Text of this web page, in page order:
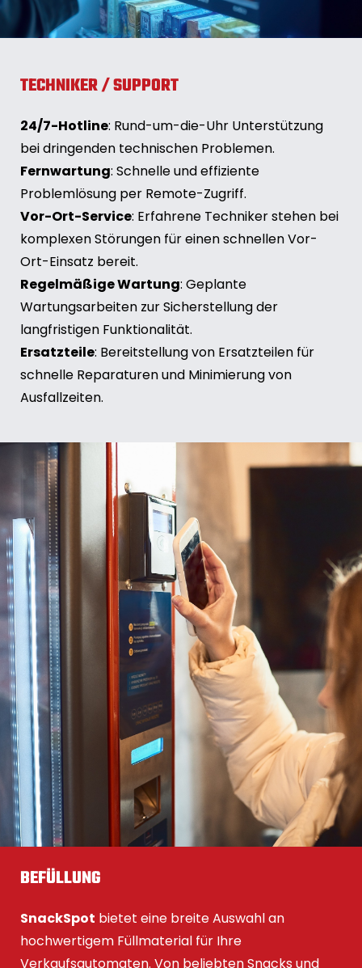
TECHNIKER / SUPPORT
24/7-Hotline: Rund-um-die-Uhr Unterstützung
bei dringenden technischen Problemen.
Fernwartung: Schnelle und effiziente
Problemlösung per Remote-Zugriff.
Vor-Ort-Service: Erfahrene Techniker stehen bei
komplexen Störungen für einen schnellen Vor-
Ort-Einsatz bereit.
Regelmäßige Wartung: Geplante
Wartungsarbeiten zur Sicherstellung der
langfristigen Funktionalität.
Ersatzteile: Bereitstellung von Ersatzteilen für
schnelle Reparaturen und Minimierung von
Ausfallzeiten.
BEFÜLLUNG
SnackSpot bietet eine breite Auswahl an
hochwertigem Füllmaterial für Ihre
Verkaufsautomaten. Von beliebten Snacks und